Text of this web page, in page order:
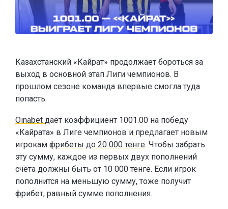
Казахстанский «Кайрат» продолжает бороться за
выход в основной этап Лиги чемпионов. В
прошлом сезоне команда впервые смогла туда
попасть.
Oinabet даёт коэффициент 1001.00 на победу
«Кайрата» в Лиге чемпионов и предлагает новым
игрокам фрибеты до 20 000 тенге. Чтобы забрать
эту сумму, каждое из первых двух пополнений
счёта должны быть от 10 000 тенге. Если игрок
пополнится на меньшую сумму, тоже получит
фрибет, равный сумме пополнения.